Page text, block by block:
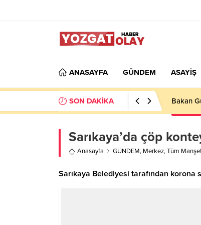
ANASAYFA GÜNDEM ASAYİŞ
SON DAKİKA Bakan
Sarıkaya’da çöp
Anasayfa GÜNDEM, Merkez,Tüm
Sarıkaya Belediyesi tarafından korona